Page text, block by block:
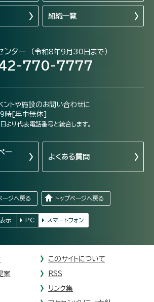
組織一覧
ンター （令和8年9月30日まで）
770-7777
ントや施設のお問い合わせに
時[年中無休]
り代表電話番号と統合します。
ー
よくある質問
ージへ戻る トップページへ戻る
表示 PC スマートフォン
このサイトについて
案 RSS
リンク集